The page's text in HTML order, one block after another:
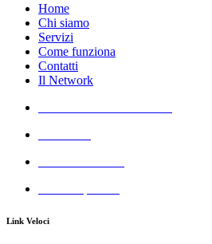
Home
Chi siamo
Servizi
Come funziona
Contatti
Il Network
Link Veloci